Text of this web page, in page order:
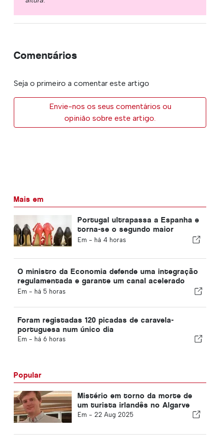
Comentários
Seja o primeiro a comentar este artigo
Envie-nos os seus comentários ou
opinião sobre este artigo.
Mais em
Portugal ultrapassa a Espanha e
torna-se o segundo maior
produtor de calçado da Europa
Em - há 4 horas
O ministro da Economia defende uma integração
regulamentada e garante um canal acelerado
para os imigrantes
Em - há 5 horas
Foram registadas 120 picadas de caravela-
portuguesa num único dia
Em - há 6 horas
Popular
Mistério em torno da morte de
um turista irlandês no Algarve
Em - 22 Aug 2025